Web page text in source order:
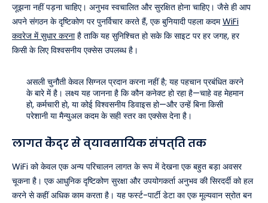
जूझना नहीं पड़ना चाहिए। अनुभव स्वचालित और सुरक्षित होना चाहिए। जैसे ही आप
अपने संगठन के दृष्टिकोण पर पुनर्विचार करते हैं, एक बुनियादी पहला कदमWiFi
कवरेज में सुधार करनाहै ताकि यह सुनिश्चित हो सके कि साइट पर हर जगह, हर
किसी के लिए विश्वसनीय एक्सेस उपलब्ध है।
असली चुनौती केवल सिग्नल प्रदान करना नहीं है; यह पहचान प्रबंधित करने
के बारे में है। लक्ष्य यह जानना है कि कौन कनेक्ट हो रहा है—चाहे वह मेहमान
हो, कर्मचारी हो, या कोई विश्वसनीय डिवाइस हो—और उन्हें बिना किसी
परेशानी या मैन्युअल कदम के सही स्तर का एक्सेस देना है।
लागत केंद्र से व्यावसायिक संपत्ति तक
WiFi को केवल एक अन्य परिचालन लागत के रूप में देखना एक बहुत बड़ा अवसर
चूकना है। एक आधुनिक दृष्टिकोण सुरक्षा और उपयोगकर्ता अनुभव की सिरदर्दी को हल
करने से कहीं अधिक काम करता है। यह फर्स्ट-पार्टी डेटा का एक मूल्यवान स्रोत बन